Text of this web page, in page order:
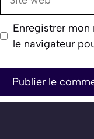
Enregistrer
le navigateur